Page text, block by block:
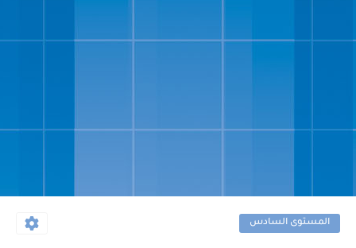
المستوى السادس